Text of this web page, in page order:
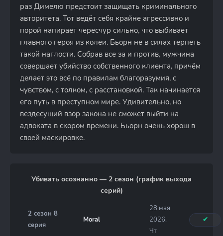
раз Димелю предстоит защищать криминального
авторитета. Тот ведёт себя крайне агрессивно и
порой напирает чересчур сильно, что выбивает
главного героя из колеи. Бьорн не в силах терпеть
такой наглости. Собрав все за и против, мужчина
совершает убийство собственного клиента, причём
делает это всё по правилам благоразумия, с
чувством, с толком, с расстановкой. Так начинается
его путь в преступном мире. Удивительно, но
вездесущий взор закона не сможет выйти на
адвоката в скором времени. Бьорн очень хорош в
своей маскировке.
Убивать осознанно — 2 сезон (график выхода
серий)
2 сезон 8
серия
Moral
28 мая
2026,
Чт
✔